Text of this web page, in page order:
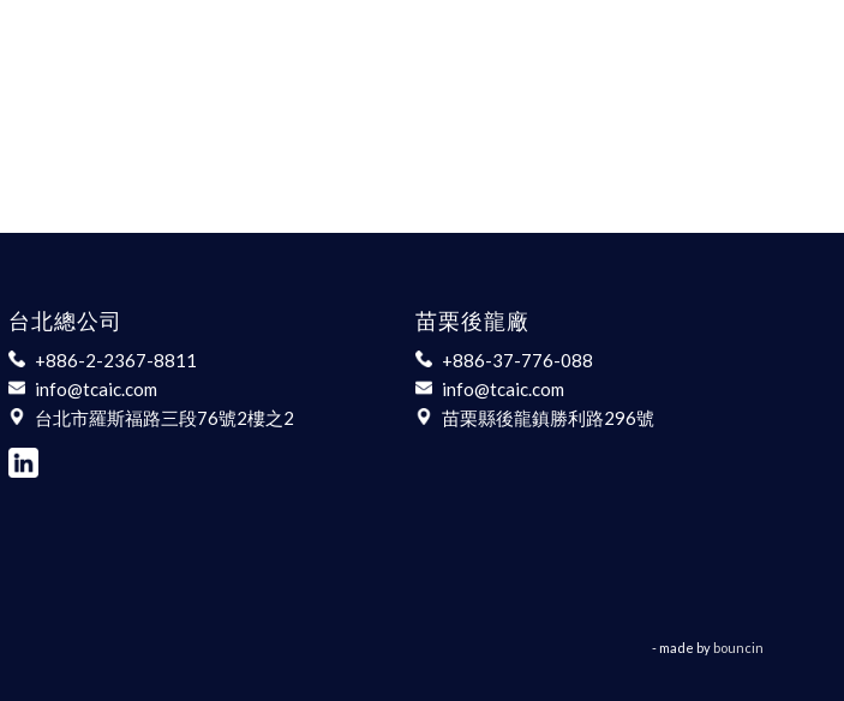
台北總公司
+886-2-2367-8811
info@tcaic.com
台北市羅斯福路三段76號2樓之2
苗栗後龍廠
+886-37-776-088
info@tcaic.com
苗栗縣後龍鎮勝利路296號
- made by bouncin